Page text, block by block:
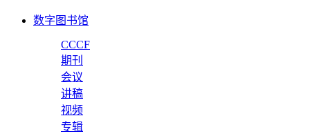
数字图书馆
CCCF
期刊
会议
讲稿
视频
专辑